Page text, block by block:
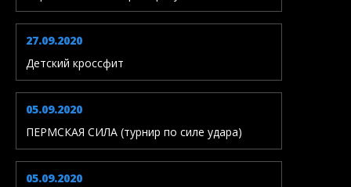
27.09.2020
Детский кроссфит
05.09.2020
ПЕРМСКАЯ СИЛА (турнир по силе удара)
05.09.2020